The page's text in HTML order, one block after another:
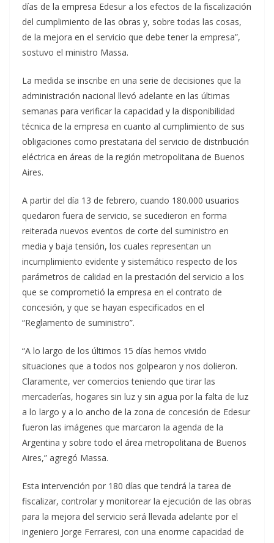
días de la empresa Edesur a los efectos de la fiscalización
del cumplimiento de las obras y, sobre todas las cosas,
de la mejora en el servicio que debe tener la empresa”,
sostuvo el ministro Massa.
La medida se inscribe en una serie de decisiones que la
administración nacional llevó adelante en las últimas
semanas para verificar la capacidad y la disponibilidad
técnica de la empresa en cuanto al cumplimiento de sus
obligaciones como prestataria del servicio de distribución
eléctrica en áreas de la región metropolitana de Buenos
Aires.
A partir del día 13 de febrero, cuando 180.000 usuarios
quedaron fuera de servicio, se sucedieron en forma
reiterada nuevos eventos de corte del suministro en
media y baja tensión, los cuales representan un
incumplimiento evidente y sistemático respecto de los
parámetros de calidad en la prestación del servicio a los
que se comprometió la empresa en el contrato de
concesión, y que se hayan especificados en el
“Reglamento de suministro”.
“A lo largo de los últimos 15 días hemos vivido
situaciones que a todos nos golpearon y nos dolieron.
Claramente, ver comercios teniendo que tirar las
mercaderías, hogares sin luz y sin agua por la falta de luz
a lo largo y a lo ancho de la zona de concesión de Edesur
fueron las imágenes que marcaron la agenda de la
Argentina y sobre todo el área metropolitana de Buenos
Aires,” agregó Massa.
Esta intervención por 180 días que tendrá la tarea de
fiscalizar, controlar y monitorear la ejecución de las obras
para la mejora del servicio será llevada adelante por el
ingeniero Jorge Ferraresi, con una enorme capacidad de